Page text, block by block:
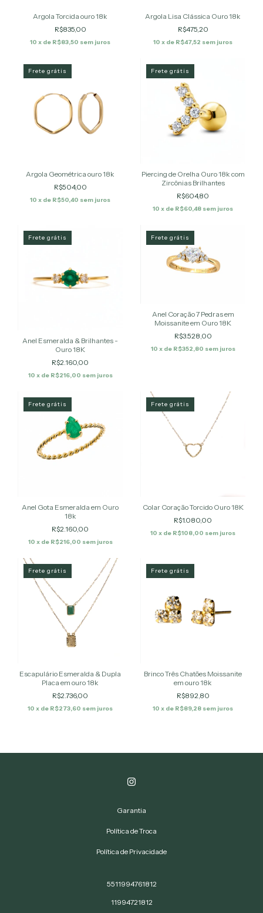
Argola Torcida ouro 18k
R$835,00
10 x de R$83,50 sem juros
Argola Lisa Clássica Ouro 18k
R$475,20
10 x de R$47,52 sem juros
Frete grátis
Argola Geométrica ouro 18k
R$504,00
10 x de R$50,40 sem juros
Frete grátis
Piercing de Orelha Ouro 18k com
Zircônias Brilhantes
R$604,80
10 x de R$60,48 sem juros
Frete grátis
Anel Esmeralda & Brilhantes -
Ouro 18K
R$2.160,00
10 x de R$216,00 sem juros
Frete grátis
Anel Coração 7 Pedras em
Moissanite em Ouro 18K
R$3.528,00
10 x de R$352,80 sem juros
Frete grátis
Anel Gota Esmeralda em Ouro
18k
R$2.160,00
10 x de R$216,00 sem juros
Frete grátis
Colar Coração Torcido Ouro 18K
R$1.080,00
10 x de R$108,00 sem juros
Frete grátis
Escapulário Esmeralda & Dupla
Placa em ouro 18k
R$2.736,00
10 x de R$273,60 sem juros
Frete grátis
Brinco Três Chatões Moissanite
em ouro 18k
R$892,80
10 x de R$89,28 sem juros
Garantia
Política de Troca
Política de Privacidade
5511994761812
11994721812